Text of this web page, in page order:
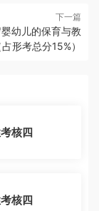
下一篇
幼儿的保育与教
形考总分15%）
核四
核四